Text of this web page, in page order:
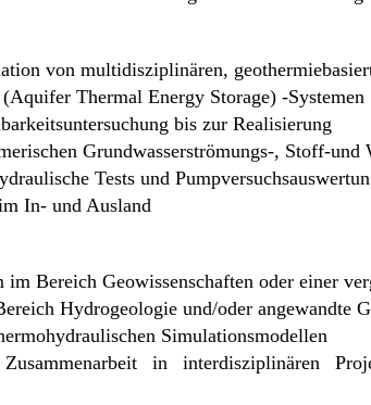
von multidisziplinären,
Thermal Energy Storage) -Systemen
bis zur Realisierung
Grundwasserströmungs-, Stoff-und
Tests und
In- und Ausland
Bereich Geowissenschaften oder einer
Hydrogeologie und/oder angewandte
Simulationsmodellen
in interdisziplinären